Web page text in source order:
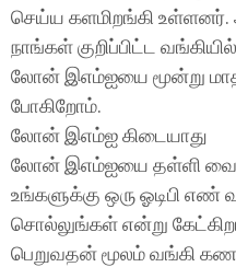
செய்ய களமிறங்கி உள்ளனர்.
நாங்கள் குறிப்பிட்ட
லோன் இஎம்ஐயை மூன்று
போகிறோம்.
லோன் இஎம்ஐ கிடையாது
லோன் இஎம்ஐயை தள்ளி
உங்களுக்கு ஒரு ஓடிபி
சொல்லுங்கள் என்று
பெறுவதன் மூலம் வங்கி